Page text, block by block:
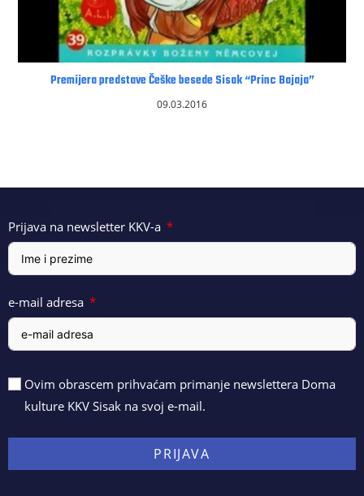
Premijera predstave Češke besede Sisak “Princ Bajaja”
09.03.2016
Prijava na newsletter KKV-a
e-mail adresa
Ovim obrascem prihvaćam primanje newslettera Doma
kulture KKV Sisak na svoj e-mail.
PRIJAVA